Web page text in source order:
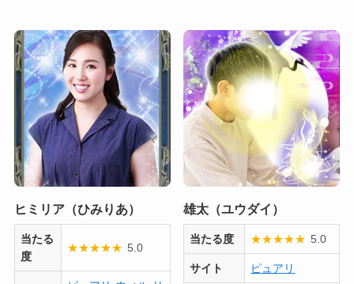
ヒミリア（ひみりあ）
当たる
度
★★★★★ 5.0
雄太（ユウダイ）
当たる度 ★★★★★ 5.0
サイト ピュアリ